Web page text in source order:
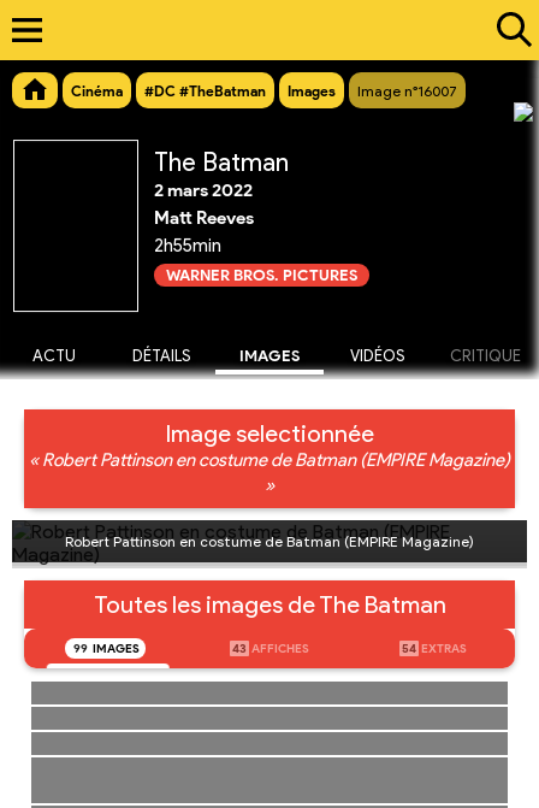
Cinéma #DC #TheBatman Images Image n°16007
The Batman
2 mars 2022
Matt Reeves
2h55min
WARNER BROS. PICTURES
ACTU DÉTAILS IMAGES VIDÉOS CRITIQUE
Image selectionnée
« Robert Pattinson en costume de Batman (EMPIRE Magazine)
»
Robert Pattinson en costume de Batman (EMPIRE Magazine)
Toutes les images de The Batman
99 IMAGES 43 AFFICHES 54 EXTRAS